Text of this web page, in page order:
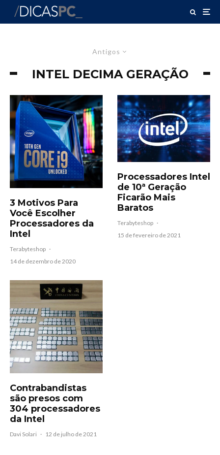
Antigos
INTEL DECIMA GERAÇÃO
3 Motivos Para
Você Escolher
Processadores da
Intel
Terabyteshop ·
14 de dezembro de 2020
Contrabandistas
são presos com
304 processadores
da Intel
Davi Solari · 12 de julho de 2021
Processadores Intel
de 10ª Geração
Ficarão Mais
Baratos
Terabyteshop ·
15 de fevereiro de 2021